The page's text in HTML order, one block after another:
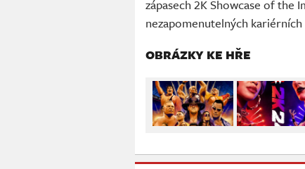
zápasech 2K Showcase of the
nezapomenutelných
OBRÁZKY KE HŘE